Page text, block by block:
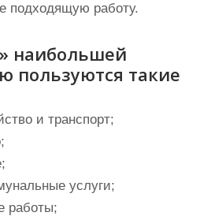
подходящую работу.
наибольшей
пользуются такие
и транспорт;
услуги;
работы;